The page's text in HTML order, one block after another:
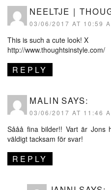
NEELTJE |
03/06/2017 AT 10:59
This is such a cute look! X
http://www.thoughtsinstyle.com/
REPLY
MALIN SAYS:
03/06/2017 AT 11:46
Sååå fina bilder!! Vart är Jons
väldigt tacksam för svar!
REPLY